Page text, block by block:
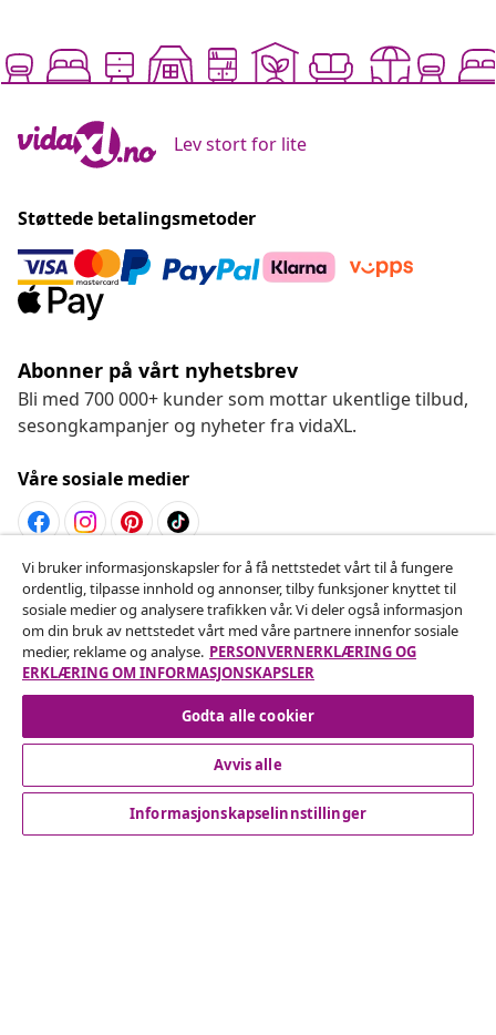
Lev stort for lite
Støttede betalingsmetoder
Abonner på vårt nyhetsbrev
Bli med 700 000+ kunder som mottar ukentlige tilbud,
sesongkampanjer og nyheter fra vidaXL.
Våre sosiale medier
Angre på kontrakten
Send inn en angrerett for bestillingen din.
Angre på kontrakten
Bedrift
Vi bruker informasjonskapsler for å få nettstedet vårt til å fungere
ordentlig, tilpasse innhold og annonser, tilby funksjoner knyttet til
sosiale medier og analysere trafikken vår. Vi deler også informasjon
om din bruk av nettstedet vårt med våre partnere innenfor sosiale
medier, reklame og analyse. PERSONVERNERKLÆRING OG
ERKLÆRING OM INFORMASJONSKAPSLER
Godta alle cookier
Avvis alle
Informasjonskapselinnstillinger